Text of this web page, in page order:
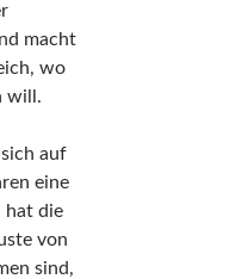
macht
wo
will.
auf
eine
hat die
von
sind,